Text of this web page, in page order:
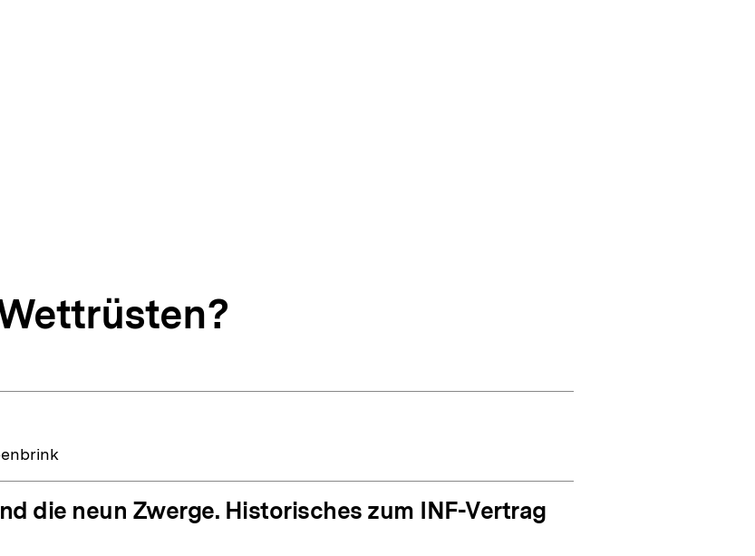
die neun Zwerge. Historisches zum INF-Vertrag